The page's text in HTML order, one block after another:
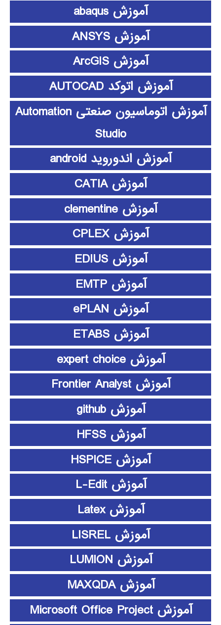
آموزش abaqus
آموزش ANSYS
آموزش ArcGIS
آموزش اتوکد AUTOCAD
آموزش اتوماسیون صنعتی Automation
Studio
آموزش اندوروید android
آموزش CATIA
آموزش clementine
آموزش CPLEX
آموزش EDIUS
آموزش EMTP
آموزش ePLAN
آموزش ETABS
آموزش expert choice
آموزش Frontier Analyst
آموزش github
آموزش HFSS
آموزش HSPICE
آموزش L-Edit
آموزش Latex
آموزش LISREL
آموزش LUMION
آموزش MAXQDA
آموزش Microsoft Office Project